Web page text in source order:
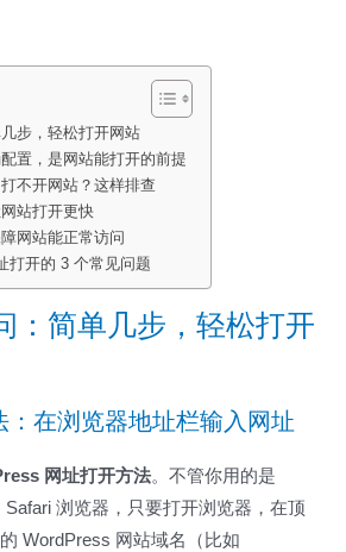
步，轻松打开网站
置，是网站能打开的前提
不开网站？这样排查
站打开更快
网站能正常访问
打开的 3 个常见问题
：简单几步，轻松打开
：在浏览器地址栏输入网址
网址打开方法。不管你用的是
浏览器，只要打开浏览器，在顶
WordPress 网站域名（比如